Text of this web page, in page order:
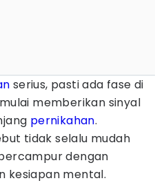
serius, pasti ada fase di
memberikan sinyal
pernikahan.
tidak selalu mudah
dengan
kesiapan mental.